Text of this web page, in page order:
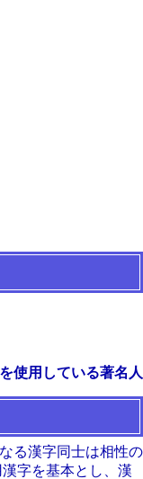
使用している著名人
る漢字同士は相性の
字を基本とし、漢